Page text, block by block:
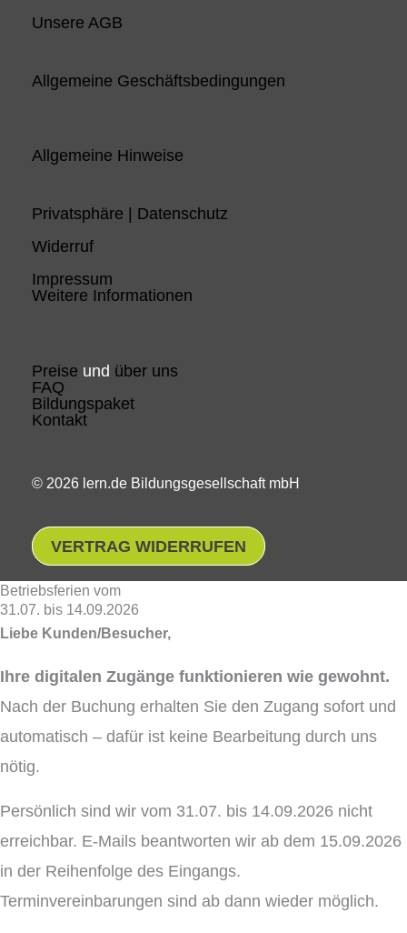
Unsere AGB
Allgemeine Geschäftsbedingungen
Allgemeine Hinweise
Privatsphäre | Datenschutz
Widerruf
Impressum
Weitere Informationen
Preise und über uns
FAQ
Bildungspaket
Kontakt
© 2026 lern.de Bildungsgesellschaft mbH
VERTRAG WIDERRUFEN
Betriebsferien vom
31.07. bis 14.09.2026
Liebe Kunden/Besucher,
Ihre digitalen Zugänge funktionieren wie gewohnt.
Nach der Buchung erhalten Sie den Zugang sofort und
automatisch – dafür ist keine Bearbeitung durch uns
nötig.
Persönlich sind wir vom 31.07. bis 14.09.2026 nicht
erreichbar. E-Mails beantworten wir ab dem 15.09.2026
in der Reihenfolge des Eingangs.
Terminvereinbarungen sind ab dann wieder möglich.